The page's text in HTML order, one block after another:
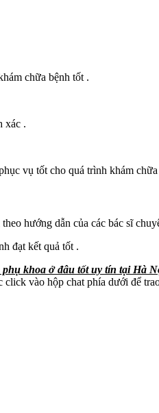
chữa bệnh tốt .
xác .
vụ tốt cho quá trình khám chữa
hướng dẫn của các bác sĩ
đạt kết quả tốt .
khoa ở đâu tốt uy tín tại Hà
vào hộp chat phía dưới để